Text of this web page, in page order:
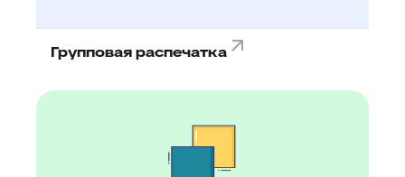
Групповая распечатка